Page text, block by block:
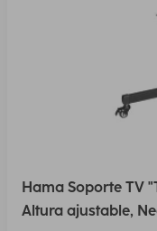
Hama Soporte TV
Altura ajustable,